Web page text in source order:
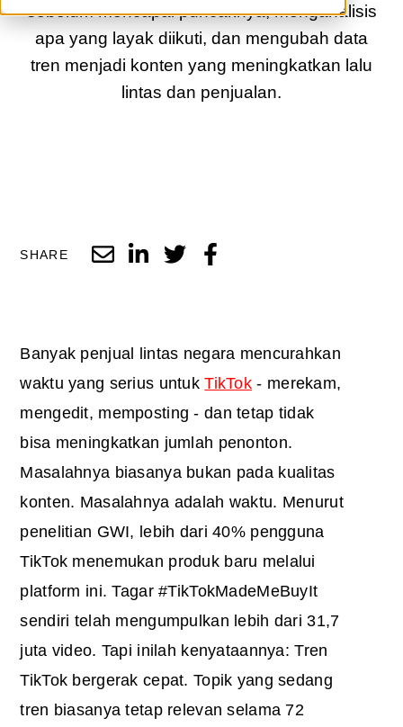
sebelum mencapai puncaknya, menganalisis
apa yang layak diikuti, dan mengubah data
tren menjadi konten yang meningkatkan lalu
lintas dan penjualan.
SHARE
Banyak penjual lintas negara mencurahkan
waktu yang serius untukTikTok - merekam,
mengedit, memposting - dan tetap tidak
bisa meningkatkan jumlah penonton.
Masalahnya biasanya bukan pada kualitas
konten. Masalahnya adalah waktu. Menurut
penelitian GWI, lebih dari 40% pengguna
TikTok menemukan produk baru melalui
platform ini. Tagar #TikTokMadeMeBuyIt
sendiri telah mengumpulkan lebih dari 31,7
juta video. Tapi inilah kenyataannya: Tren
TikTok bergerak cepat. Topik yang sedang
tren biasanya tetap relevan selama 72